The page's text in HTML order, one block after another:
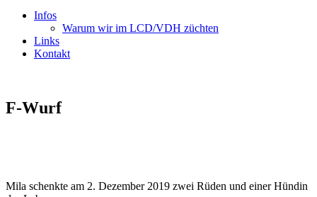
Infos
Warum wir im LCD/VDH züchten
Links
Kontakt
F-Wurf
Mila schenkte am 2. Dezember 2019 zwei Rüden und einer Hündin